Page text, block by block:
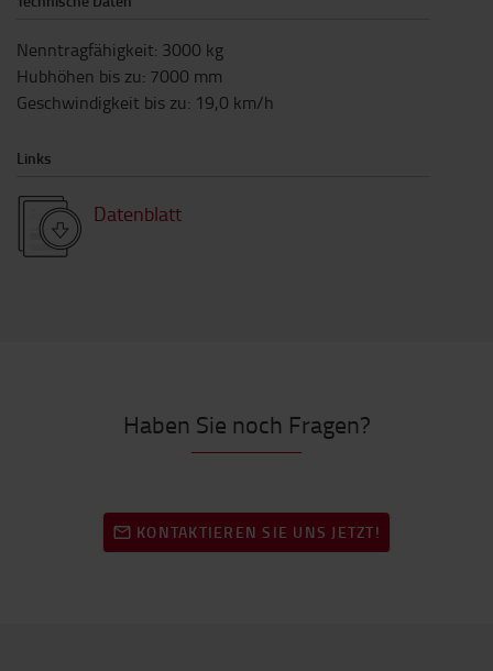
Nenntragfähigkeit: 3000 kg
Hubhöhen bis zu: 7000 mm
Geschwindigkeit bis zu: 19,0 km/h
Links
Datenblatt
Haben Sie noch Fragen?
KONTAKTIEREN SIE UNS JETZT!